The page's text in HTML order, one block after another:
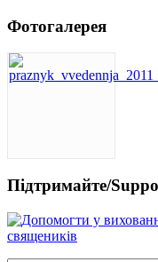
Фотогалерея
Підтримайте/